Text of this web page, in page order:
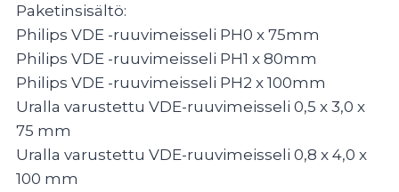
Paketinsisältö:
Philips VDE -ruuvimeisseli PH0 x 75mm
Philips VDE -ruuvimeisseli PH1 x 80mm
Philips VDE -ruuvimeisseli PH2 x 100mm
Uralla varustettu VDE-ruuvimeisseli 0,5 x 3,0 x
75 mm
Uralla varustettu VDE-ruuvimeisseli 0,8 x 4,0 x
100 mm